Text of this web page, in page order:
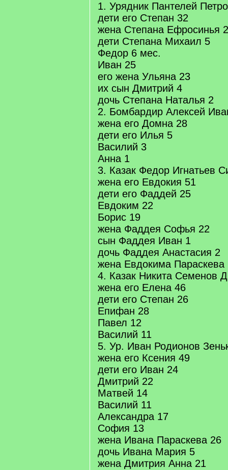
1. Урядник Пантелей
дети его Степан 32
жена Степана Ефросинья
дети Степана Михаил 5
Федор 6 мес.
Иван 25
его жена Ульяна 23
их сын Дмитрий 4
дочь Степана Наталья 2
2. Бомбардир Алексей
жена его Домна 28
дети его Илья 5
Василий 3
Анна 1
3. Казак Федор Игнатьев
жена его Евдокия 51
дети его Фаддей 25
Евдоким 22
Борис 19
жена Фаддея Софья 22
сын Фаддея Иван 1
дочь Фаддея Анастасия 2
жена Евдокима Параскева
4. Казак Никита Семенов
жена его Елена 46
дети его Степан 26
Епифан 28
Павел 12
Василий 11
5. Ур. Иван Родионов
жена его Ксения 49
дети его Иван 24
Дмитрий 22
Матвей 14
Василий 11
Александра 17
София 13
жена Ивана Параскева 26
дочь Ивана Мария 5
жена Дмитрия Анна 21